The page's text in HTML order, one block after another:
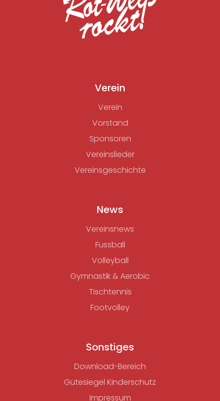
Verein
Verein
Vorstand
Sponsoren
Vereinslieder
Vereinsgeschichte
News
Vereinsnews
Fussball
Volleyball
Gymnastik & Aerobic
Tischtennis
Footvolley
Sonstiges
Download-Bereich
Gütesiegel Kinderschutz
Impressum